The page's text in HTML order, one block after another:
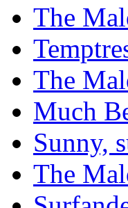
The
The
Much
Sunny,
The